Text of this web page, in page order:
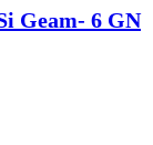
Geam- 6 GN